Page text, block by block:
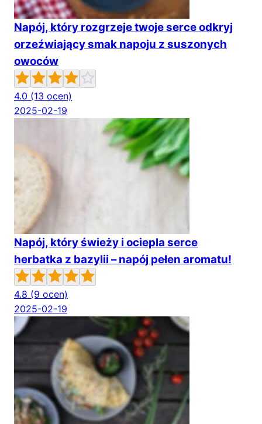
Napój, który rozgrzeje twoje serce odkryj
orzeźwiający smak napoju z suszonych
owoców
4.0 (13 ocen)
2025-02-19
Napój, który świeży i ociepla serce
herbatka z bazylii – napój pełen aromatu!
4.8 (9 ocen)
2025-02-19